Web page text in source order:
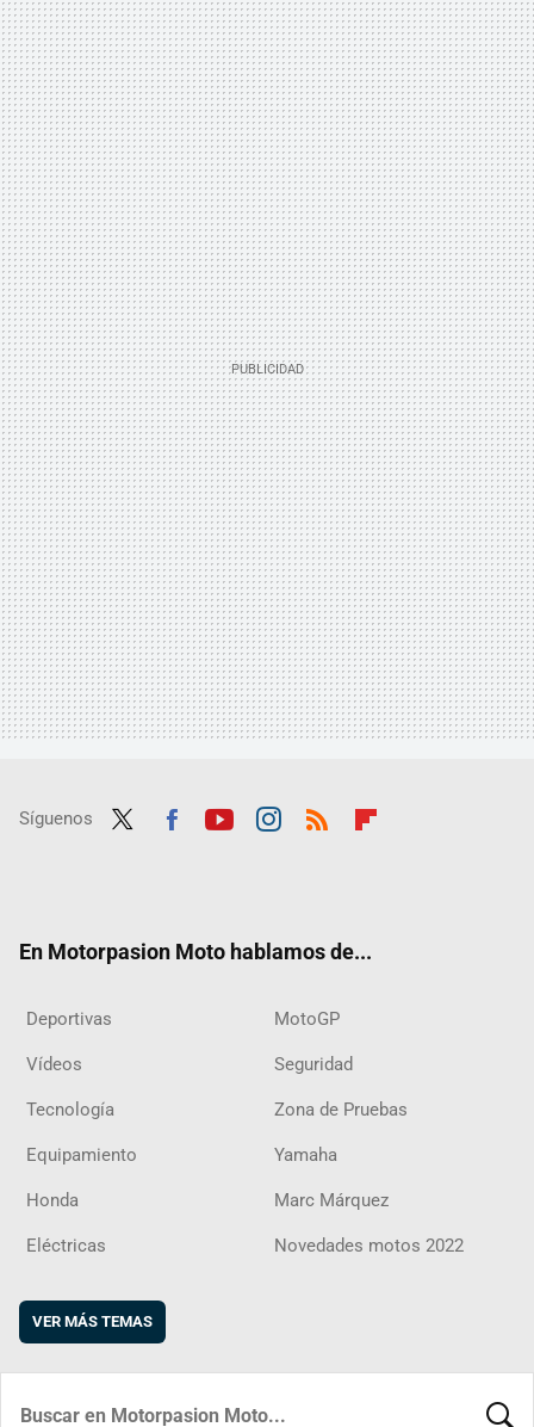
Síguenos
En Motorpasion Moto hablamos de...
Deportivas MotoGP
Vídeos Seguridad
Tecnología Zona de Pruebas
Equipamiento Yamaha
Honda Marc Márquez
Eléctricas Novedades motos 2022
VER MÁS TEMAS